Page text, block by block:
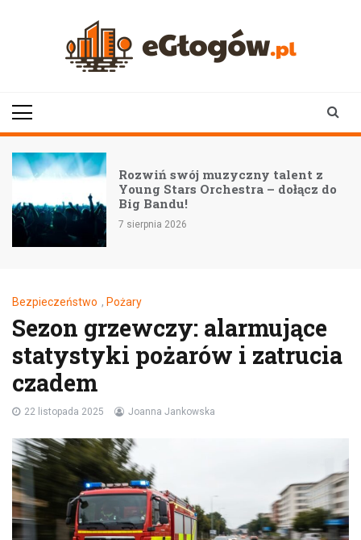
Rozwiń swój muzyczny talent z
Young Stars Orchestra – dołącz do
Big Bandu!
7 sierpnia 2026
Bezpieczeństwo , Pożary
Sezon grzewczy: alarmujące
statystyki pożarów i zatrucia
czadem
22 listopada 2025 Joanna Jankowska